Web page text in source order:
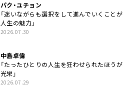
パク・ユチョン
「迷いながらも選択をして進んでいくことが
人生の魅力」
2026.07.30
中島卓偉
「たったひとりの人生を狂わせられたほうが
光栄」
2026.07.29